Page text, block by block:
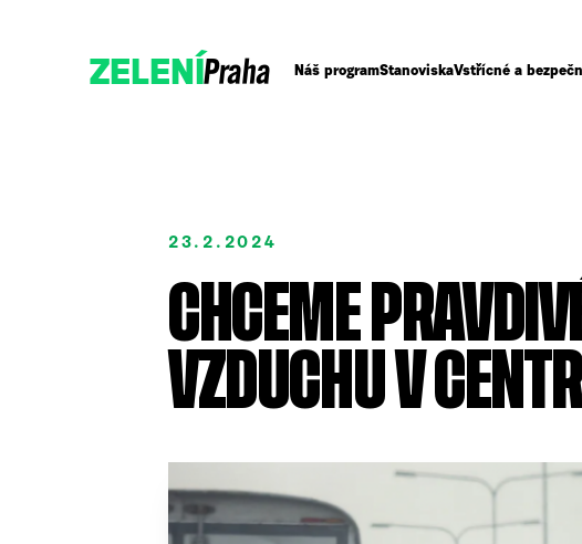
ZELENÍPraha Náš programStanoviskaVstřícné a
Podpořte nás
23.2.2024
CHCEME
VZDUCHU V